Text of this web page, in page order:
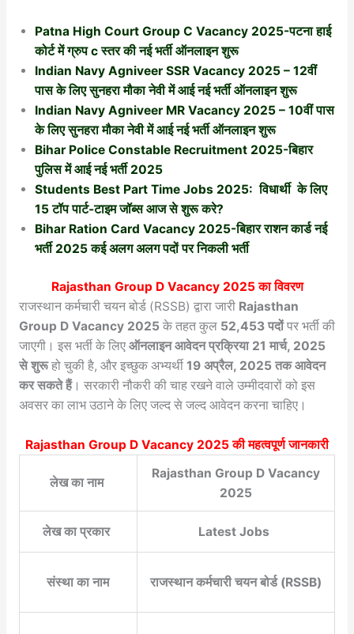
Patna High Court Group C Vacancy 2025-पटना हाई
कोर्ट में ग्रुप c स्तर की नई भर्ती ऑनलाइन शुरू
Indian Navy Agniveer SSR Vacancy 2025 – 12वीं
पास के लिए सुनहरा मौका नेवी में आई नई भर्ती ऑनलाइन शुरू
Indian Navy Agniveer MR Vacancy 2025 – 10वीं पास
के लिए सुनहरा मौका नेवी में आई नई भर्ती ऑनलाइन शुरू
Bihar Police Constable Recruitment 2025-बिहार
पुलिस में आई नई भर्ती 2025
Students Best Part Time Jobs 2025: विधार्थी के लिए
15 टॉप पार्ट-टाइम जॉब्स आज से शुरू करे?
Bihar Ration Card Vacancy 2025-बिहार राशन कार्ड नई
भर्ती 2025 कई अलग अलग पदों पर निकली भर्ती
Rajasthan Group D Vacancy 2025का विवरण
राजस्थान कर्मचारी चयन बोर्ड (RSSB) द्वारा जारी Rajasthan
Group D Vacancy 2025 के तहत कुल 52,453 पदोंपर भर्ती की
जाएगी। इस भर्ती के लिए ऑनलाइन आवेदन प्रक्रिया 21 मार्च, 2025
से शुरूहो चुकी है, और इच्छुक अभ्यर्थी 19 अप्रैल, 2025 तक आवेदन
कर सकते हैं। सरकारी नौकरी की चाह रखने वाले उम्मीदवारों को इस
अवसर का लाभ उठाने के लिए जल्द से जल्द आवेदन करना चाहिए।
Rajasthan Group D Vacancy 2025की महत्वपूर्ण जानकारी
लेख का नाम
Rajasthan Group D Vacancy
2025
लेख का प्रकार Latest Jobs
संस्था का नाम राजस्थान कर्मचारी चयन बोर्ड (RSSB)